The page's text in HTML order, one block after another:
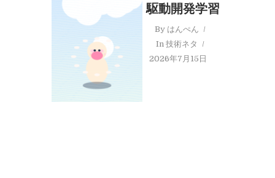
駆動開発学習
By はんぺん
In技術ネタ
2026年7月15日